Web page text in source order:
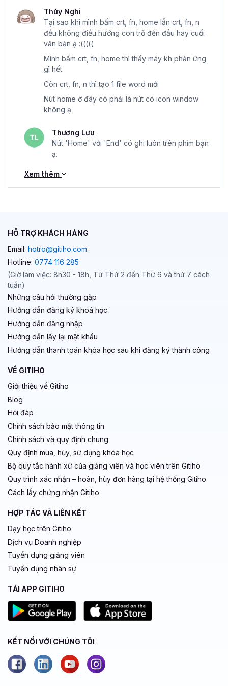
Thúy Nghi
Tại sao khi mình bấm crt, fn, home lẫn crt, fn, n
đều không điều hướng con trỏ đến đầu hay cuối
văn bản ạ :(((((
Mình bấm crt, fn, home thì thấy máy kh phản ứng
gì hết
Còn crt, fn, n thì tạo 1 file word mới
Nút home ở đây có phải là nút có icon window
không ạ
Thương Lưu
Nút 'Home' với 'End' có ghi luôn trên phím bạn
ạ.
Xem thêm
HỖ TRỢ KHÁCH HÀNG
Email: hotro@gitiho.com
Hotline: 0774 116 285
(Giờ làm việc: 8h30 - 18h, Từ Thứ 2 đến Thứ 6 và thứ 7 cách
tuần)
Những câu hỏi thường gặp
Hướng dẫn đăng ký khoá học
Hướng dẫn đăng nhập
Hướng dẫn lấy lại mật khẩu
Hướng dẫn thanh toán khóa học sau khi đăng ký thành công
VỀ GITIHO
Giới thiệu về Gitiho
Blog
Hỏi đáp
Chính sách bảo mật thông tin
Chính sách và quy định chung
Quy định mua, hủy, sử dụng khóa học
Bộ quy tắc hành xử của giảng viên và học viên trên Gitiho
Quy trình xác nhận – hoàn, hủy đơn hàng tại hệ thống Gitiho
Cách lấy chứng nhận Gitiho
HỢP TÁC VÀ LIÊN KẾT
Dạy học trên Gitiho
Dịch vụ Doanh nghiệp
Tuyển dụng giảng viên
Tuyển dụng nhân sự
TẢI APP GITIHO
KẾT NỐI VỚI CHÚNG TÔI